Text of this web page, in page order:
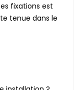
fixations est
tenue dans le